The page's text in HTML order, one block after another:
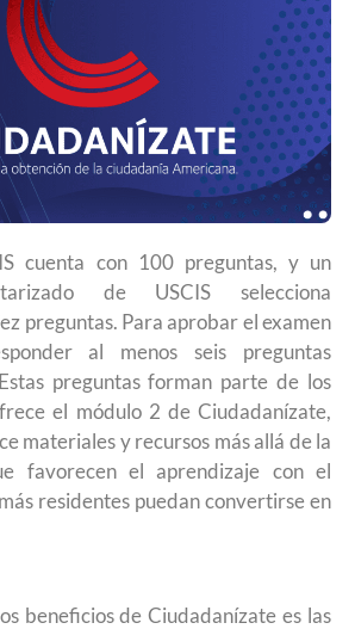
cuenta con 100 preguntas, y un
de USCIS selecciona
preguntas. Para aprobar el examen
al menos seis preguntas
preguntas forman parte de los
el módulo 2 de Ciudadanízate,
materiales y recursos más allá de la
favorecen el aprendizaje con el
residentes puedan convertirse en
beneficios de Ciudadanízate es las